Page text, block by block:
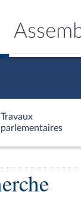
Travaux
parlementaires